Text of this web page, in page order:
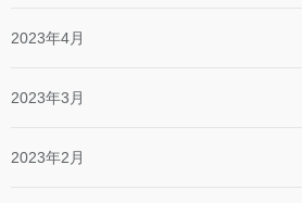
2023年4月
2023年3月
2023年2月